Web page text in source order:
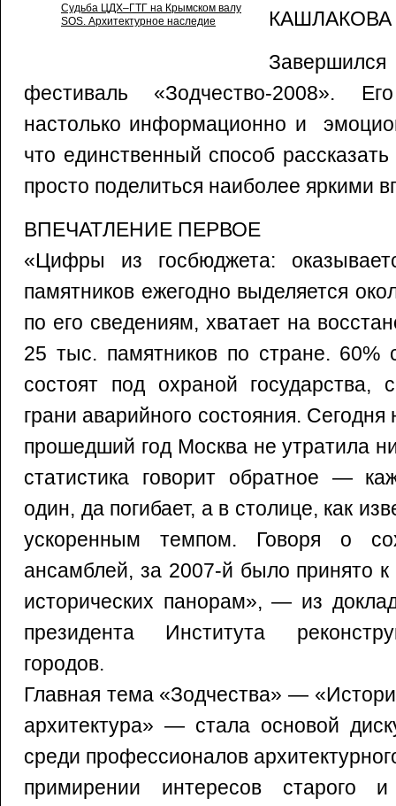
Судьба ЦДХ–ГТГ на Крымском валу
SOS. Архитектурное наследие
КАШЛАКОВА
фестиваль «Зодчество-2008».
настолько информационно и
что единственный способ
просто поделиться наиболее яркими
ВПЕЧАТЛЕНИЕ ПЕРВОЕ
«Цифры из госбюджета:
памятников ежегодно выделяется
по его сведениям, хватает на
25 тыс. памятников по стране. 60%
состоят под охраной государства,
грани аварийного состояния.
прошедший год Москва не утратила
статистика говорит обратное —
один, да погибает, а в столице, как
ускоренным темпом. Говоря о
ансамблей, за 2007-й было принято к
исторических панорам», — из
президента Института
городов.
Главная тема «Зодчества» —
архитектура» — стала основой
среди профессионалов
примирении интересов старого